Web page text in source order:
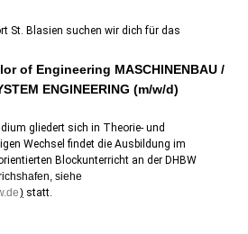
St. Blasien suchen wir dich für das
of Engineering MASCHINENBAU /
ENGINEERING (m/w/d)
gliedert sich in Theorie- und
Wechsel findet die Ausbildung im
Blockunterricht an der DHBW
siehe
) statt.